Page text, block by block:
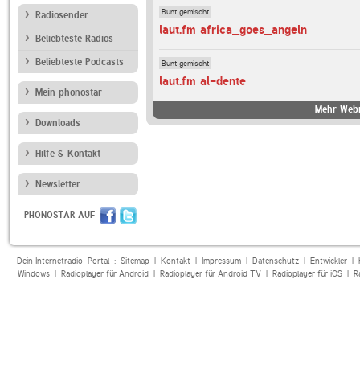
Radiosender
Beliebteste Radios
Beliebteste Podcasts
Mein phonostar
Downloads
Hilfe & Kontakt
Newsletter
PHONOSTAR AUF
Bunt gemischt
laut.fm africa_goes_angeln
Bunt gemischt
laut.fm al-dente
Mehr
Dein Internetradio-Portal : Sitemap| Kontakt| Impressum| Datenschutz| Entwickler|
Windows| Radioplayer für Android| Radioplayer für Android TV| Radioplayer für iOS|